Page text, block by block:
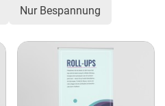
Nur Bespannung